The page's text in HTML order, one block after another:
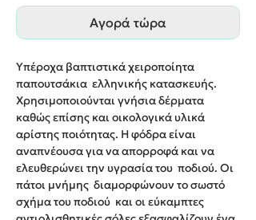
Αγορά τώρα
Υπέροχα βαπτιστικά χειροποίητα
παπουτσάκια ελληνικής κατασκευής.
Χρησιμοποιούνται γνήσια δέρματα
καθώς επίσης και οικολογικά υλικά
αρίστης ποιότητας. Η φόδρα είναι
αναπνέουσα για να απορροφά και να
ελευθερώνει την υγρασία του ποδιού. Οι
πάτοι μνήμης διαμορφώνουν το σωστό
σχήμα του ποδιού και οι εύκαμπτες